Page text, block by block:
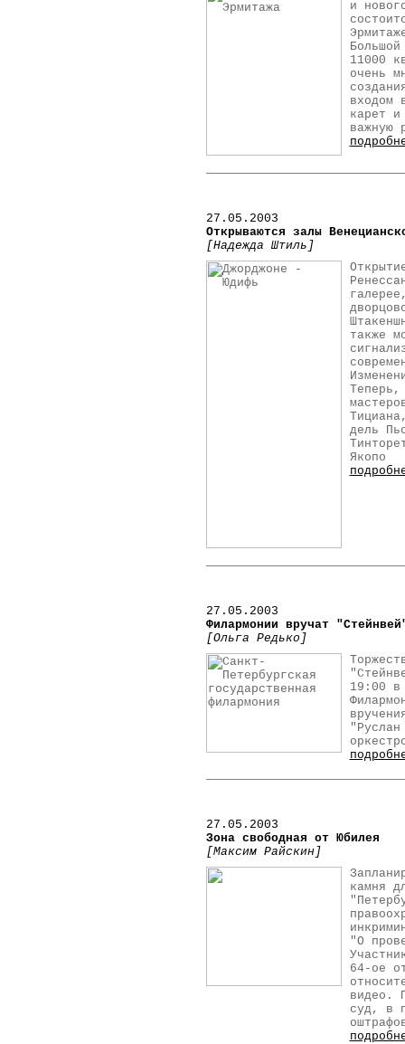
и
11000
очень
входом
карет
важную
27.05.2003
Открываются залы
[Надежда Штиль]
также
Теперь,
дель
Якопо
27.05.2003
Филармонии вручат
[Ольга Редько]
19:00 в
27.05.2003
Зона свободная от Юбилея
[Максим Райскин]
камня
"О
64-ое
видео.
суд, в